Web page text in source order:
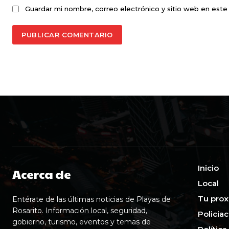
Guardar mi nombre, correo electrónico y sitio web en
Acerca de
Entérate de las últimas noticias de Playas de
Rosarito. Información local, seguridad,
gobierno, turismo, eventos y temas de
Inicio
Local
Tu